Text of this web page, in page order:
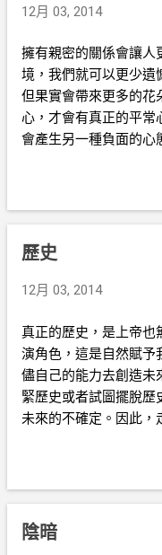
12月 03, 2014
擁有親密的關係會讓人
境，我們就可以更少遺
但果實會帶來更多的花
心，才會有真正的平常
會產生另一種負面的心
歷史
12月 03, 2014
真正的歷史，是上帝也
演角色，這是自然賦予
儘自己的能力去創造未
緊歷史或者試圖擺脫歷
未來的不確定。因此，
陰暗